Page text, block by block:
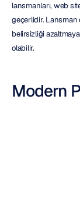
lansmanları, web
geçerlidir.
belirsizliği
olabilir.
Modern